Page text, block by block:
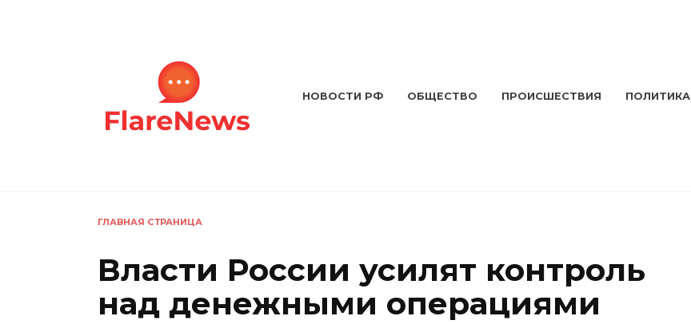
НОВОСТИ РФ ОБЩЕСТВО ПРОИСШЕСТВИЯ ПОЛИТИКА
ГЛАВНАЯ СТРАНИЦА
Власти России усилят контроль
над денежными операциями